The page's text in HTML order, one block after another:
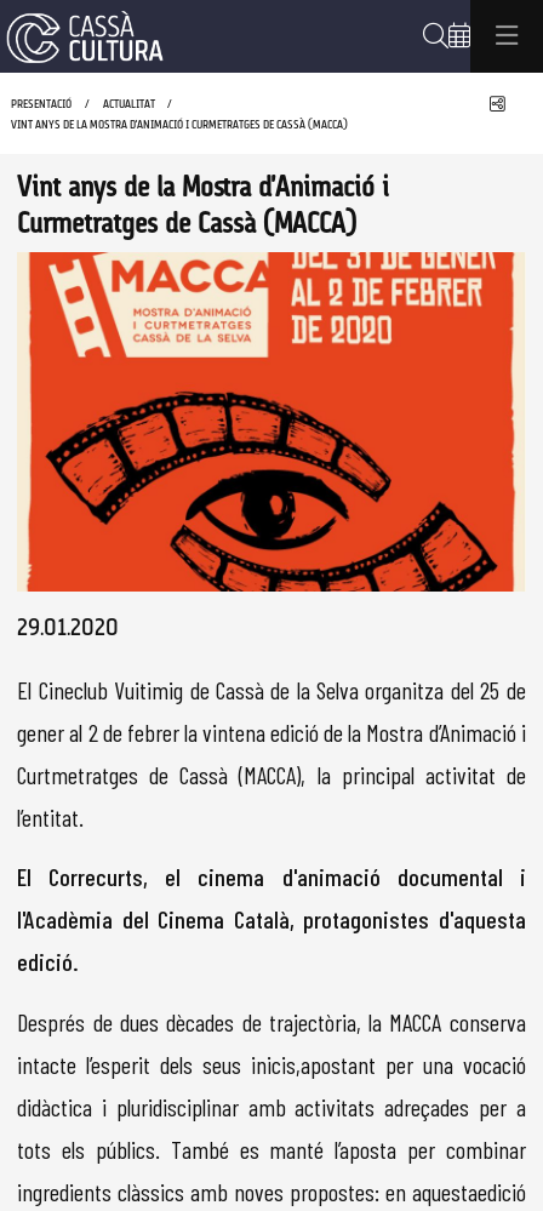
PRESENTACIÓ
ACTUALITAT
VINT ANYS DE LA MOSTRA D'ANIMACIÓ I CURMETRATGES DE CASSÀ (MACCA)
Vint anys de la Mostra d'Animació i
Curmetratges de Cassà (MACCA)
29.01.2020
El Cineclub Vuitimig de Cassà de la Selva organitza del 25 de
gener al 2 de febrer la vintena edició de la Mostra d’Animació i
Curtmetratges de Cassà (MACCA), la principal activitat de
l’entitat.
El Correcurts, el cinema d'animació documental i
l'Acadèmia del Cinema Català, protagonistes d'aquesta
edició.
Després de dues dècades de trajectòria, la MACCA conserva
intacte l’esperit dels seus inicis,apostant per una vocació
didàctica i pluridisciplinar amb activitats adreçades per a
tots els públics. També es manté l’aposta per combinar
ingredients clàssics amb noves propostes: en aquestaedició